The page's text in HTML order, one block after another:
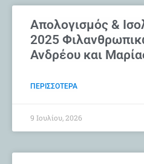
Απολογισμός &
2025
Ανδρέου και
ΠΕΡΙΣΣΟΤΕΡΑ
9 Ιουλίου, 2026